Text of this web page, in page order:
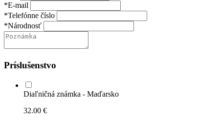
*E-mail
*Telefónne číslo
*Národnosť
Príslušenstvo
Diaľničná známka - Maďarsko
32.00 €